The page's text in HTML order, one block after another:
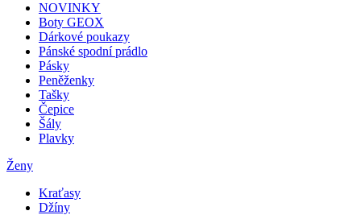
NOVINKY
Boty GEOX
Dárkové poukazy
Pánské spodní prádlo
Pásky
Peněženky
Tašky
Čepice
Šály
Plavky
Ženy
Kraťasy
Džíny